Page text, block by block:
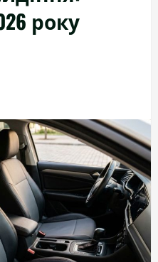
року